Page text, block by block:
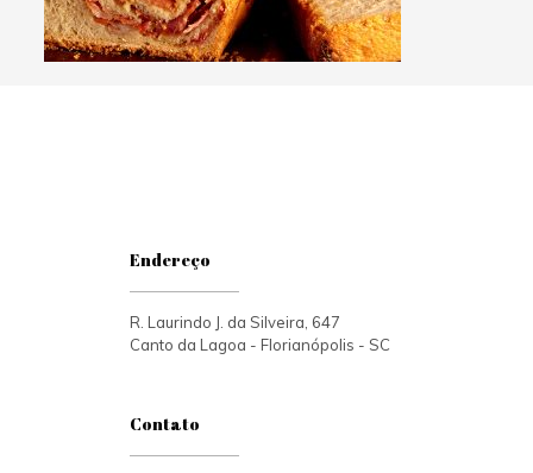
Endereço
R. Laurindo J. da Silveira, 647
Canto da Lagoa - Florianópolis - SC
Contato